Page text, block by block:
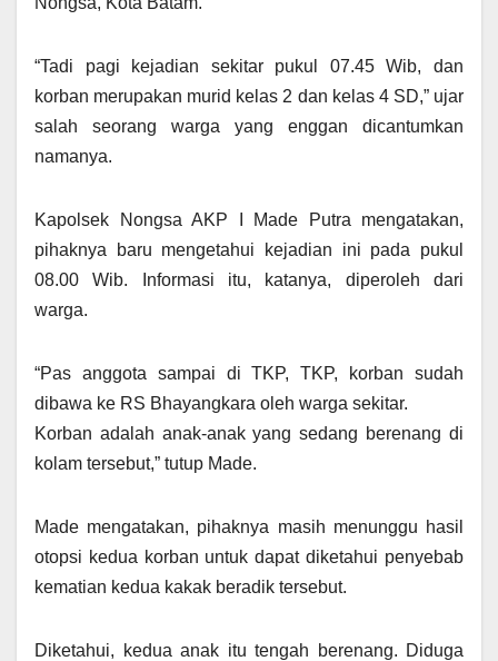
“Tadi pagi kejadian sekitar pukul 07.45 Wib, dan
korban merupakan murid kelas 2 dan kelas 4 SD,” ujar
salah seorang warga yang enggan dicantumkan
namanya.
Kapolsek Nongsa AKP I Made Putra mengatakan,
pihaknya baru mengetahui kejadian ini pada pukul
08.00 Wib. Informasi itu, katanya, diperoleh dari
warga.
“Pas anggota sampai di TKP, TKP, korban sudah
dibawa ke RS Bhayangkara oleh warga sekitar.
Korban adalah anak-anak yang sedang berenang di
kolam tersebut,” tutup Made.
Made mengatakan, pihaknya masih menunggu hasil
otopsi kedua korban untuk dapat diketahui penyebab
kematian kedua kakak beradik tersebut.
Diketahui, kedua anak itu tengah berenang. Diduga